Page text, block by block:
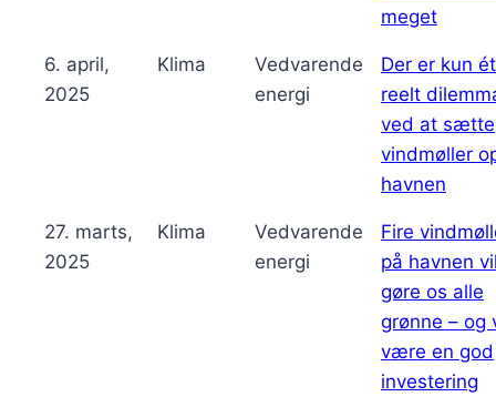
meget
6. april,
2025
Klima
Vedvarende
energi
Der er kun ét
reelt
ved at sætte
vindmøller
havnen
27. marts,
2025
Klima
Vedvarende
energi
Fire
på havnen
gøre os alle
grønne – og
være en god
investering